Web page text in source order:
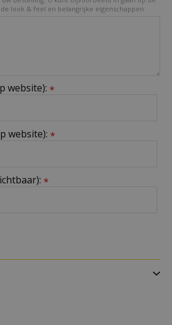
look & feel en belangrijke eigenschappen.
website): *
website): *
*